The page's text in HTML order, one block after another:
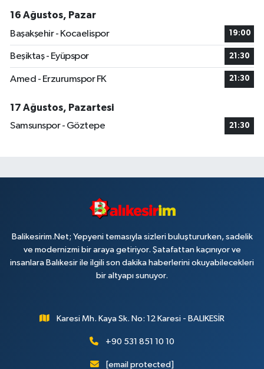
16 Ağustos, Pazar
Başakşehir - Kocaelispor
19:00
Beşiktaş - Eyüpspor 21:30
Amed - Erzurumspor FK 21:30
17 Ağustos, Pazartesi
Samsunspor - Göztepe
21:30
Balikesirim.Net; Yepyeni temasıyla sizleri buluştururken, sadelik
ve modernizmi bir araya getiriyor. Şatafattan kaçınıyor ve
insanlara Balıkesir ile ilgili son dakika haberlerini okuyabilecekleri
bir altyapı sunuyor.
Karesi Mh. Kaya Sk. No: 12 Karesi - BALIKESİR
+90 531 851 10 10
[email protected]